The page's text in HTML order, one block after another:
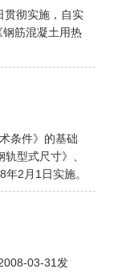
贯彻实施，自实
筋混凝土用热
条件》的基础
型式尺寸》、
2月1日实施。
03-31发